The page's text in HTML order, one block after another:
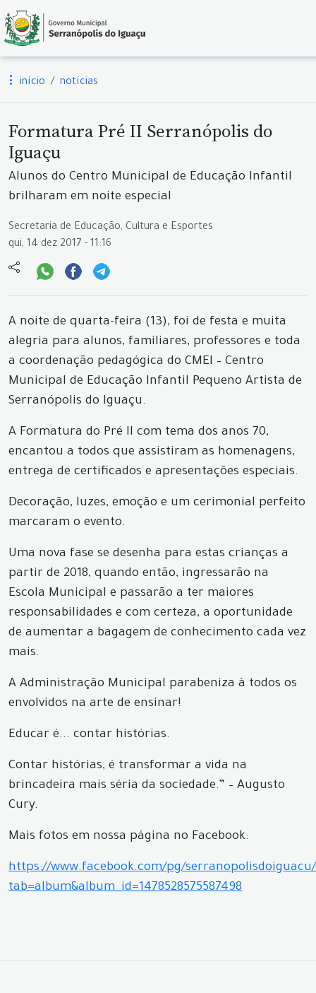
início notícias
Formatura Pré II Serranópolis do
Iguaçu
Alunos do Centro Municipal de Educação Infantil
brilharam em noite especial
Secretaria de Educação, Cultura e Esportes
qui, 14 dez 2017 - 11:16
A noite de quarta-feira (13), foi de festa e muita
alegria para alunos, familiares, professores e toda
a coordenação pedagógica do CMEI – Centro
Municipal de Educação Infantil Pequeno Artista de
Serranópolis do Iguaçu.
A Formatura do Pré II com tema dos anos 70,
encantou a todos que assistiram as homenagens,
entrega de certificados e apresentações especiais.
Decoração, luzes, emoção e um cerimonial perfeito
marcaram o evento.
Uma nova fase se desenha para estas crianças a
partir de 2018, quando então, ingressarão na
Escola Municipal e passarão a ter maiores
responsabilidades e com certeza, a oportunidade
de aumentar a bagagem de conhecimento cada vez
mais.
A Administração Municipal parabeniza à todos os
envolvidos na arte de ensinar!
Educar é... contar histórias.
Contar histórias, é transformar a vida na
brincadeira mais séria da sociedade.” – Augusto
Cury.
Mais fotos em nossa página no Facebook:
https://www.facebook.com/pg/
tab=album&album_id=1478528575587498